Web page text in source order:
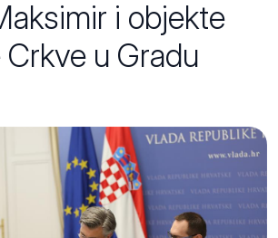
i objekte
Crkve u Gradu